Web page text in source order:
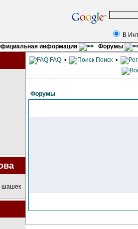
В
информация Форумы
шашек
FAQ • Поиск •
Форумы